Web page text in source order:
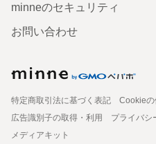
minneのセキュリティ
お問い合わせ
特定商取引法に基づく表記
Cookieの
広告識別子の取得・利用
プライバシ
メディアキット